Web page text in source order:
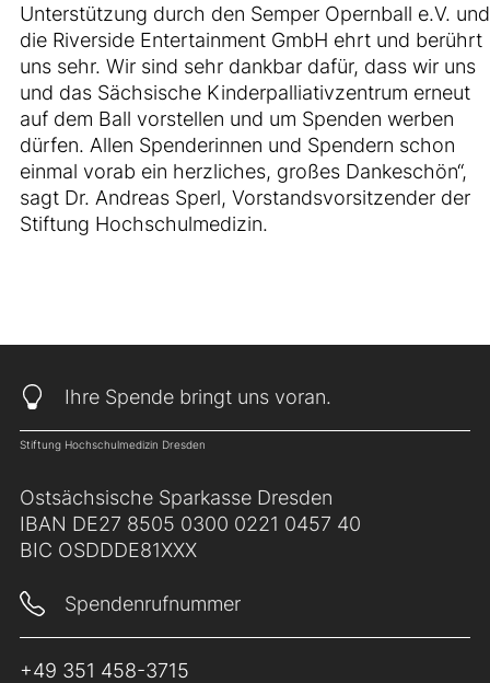
Unterstützung durch den Semper Opernball e.V. und
die Riverside Entertainment GmbH ehrt und berührt
uns sehr. Wir sind sehr dankbar dafür, dass wir uns
und das Sächsische Kinderpalliativzentrum erneut
auf dem Ball vorstellen und um Spenden werben
dürfen. Allen Spenderinnen und Spendern schon
einmal vorab ein herzliches, großes Dankeschön“,
sagt Dr. Andreas Sperl, Vorstandsvorsitzender der
Stiftung Hochschulmedizin.
Ihre Spende bringt uns voran.
Stiftung Hochschulmedizin Dresden
Ostsächsische Sparkasse Dresden
IBAN DE27 8505 0300 0221 0457 40
BIC OSDDDE81XXX
Spendenrufnummer
+49 351 458-3715